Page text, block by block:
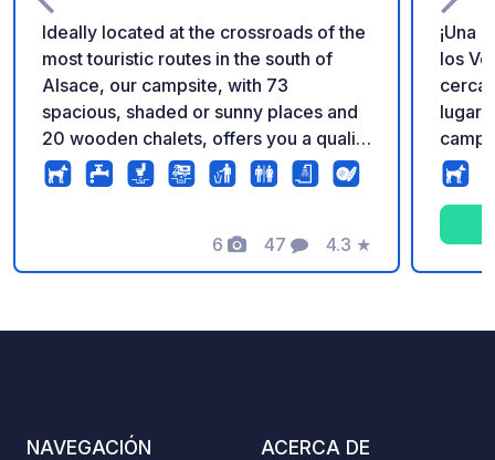
Ideally located at the crossroads of the
most touristic routes in the south of
Alsace, our campsite, with 73
spacious, shaded or sunny places and
20 wooden chalets, offers you a quality
stay in a pleasant setting. A new
nautical center and a large
many local shops are very appreciated
by the residents.
6
Fotos
47
Comentarios
4.3
Calificación
★
¡Una
los
cerca
un
las 2
con
NAVEGACIÓN ACERCA DE